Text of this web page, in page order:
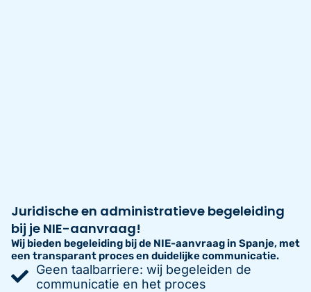
Juridische en administratieve begeleiding
bij je NIE-aanvraag!
Wij bieden begeleiding bij de NIE-aanvraag in Spanje, met
een transparant proces en duidelijke communicatie.
Geen taalbarriere: wij begeleiden de
communicatie en het proces